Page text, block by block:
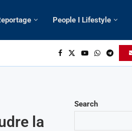
People I Lifestyle
la
Search